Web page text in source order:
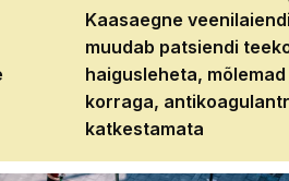
Kaasaegne
muudab patsiendi
haigusleheta, mõlemad
korraga,
katkestamata